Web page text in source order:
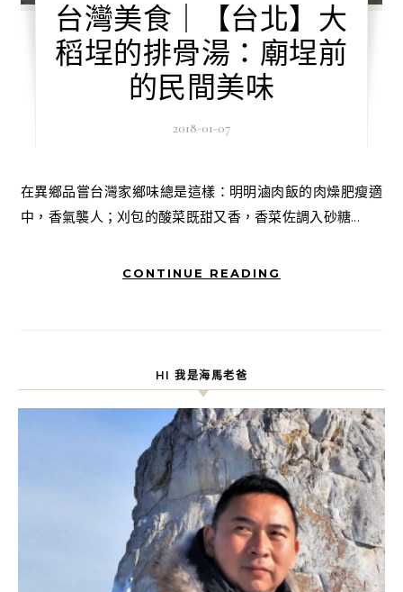
台灣美食｜【台北】大
稻埕的排骨湯：廟埕前
的民間美味
2018-01-07
在異鄉品嘗台灣家鄉味總是這樣：明明滷肉飯的肉燥肥瘦適
中，香氣襲人；刈包的酸菜既甜又香，香菜佐調入砂糖...
CONTINUE READING
HI 我是海馬老爸